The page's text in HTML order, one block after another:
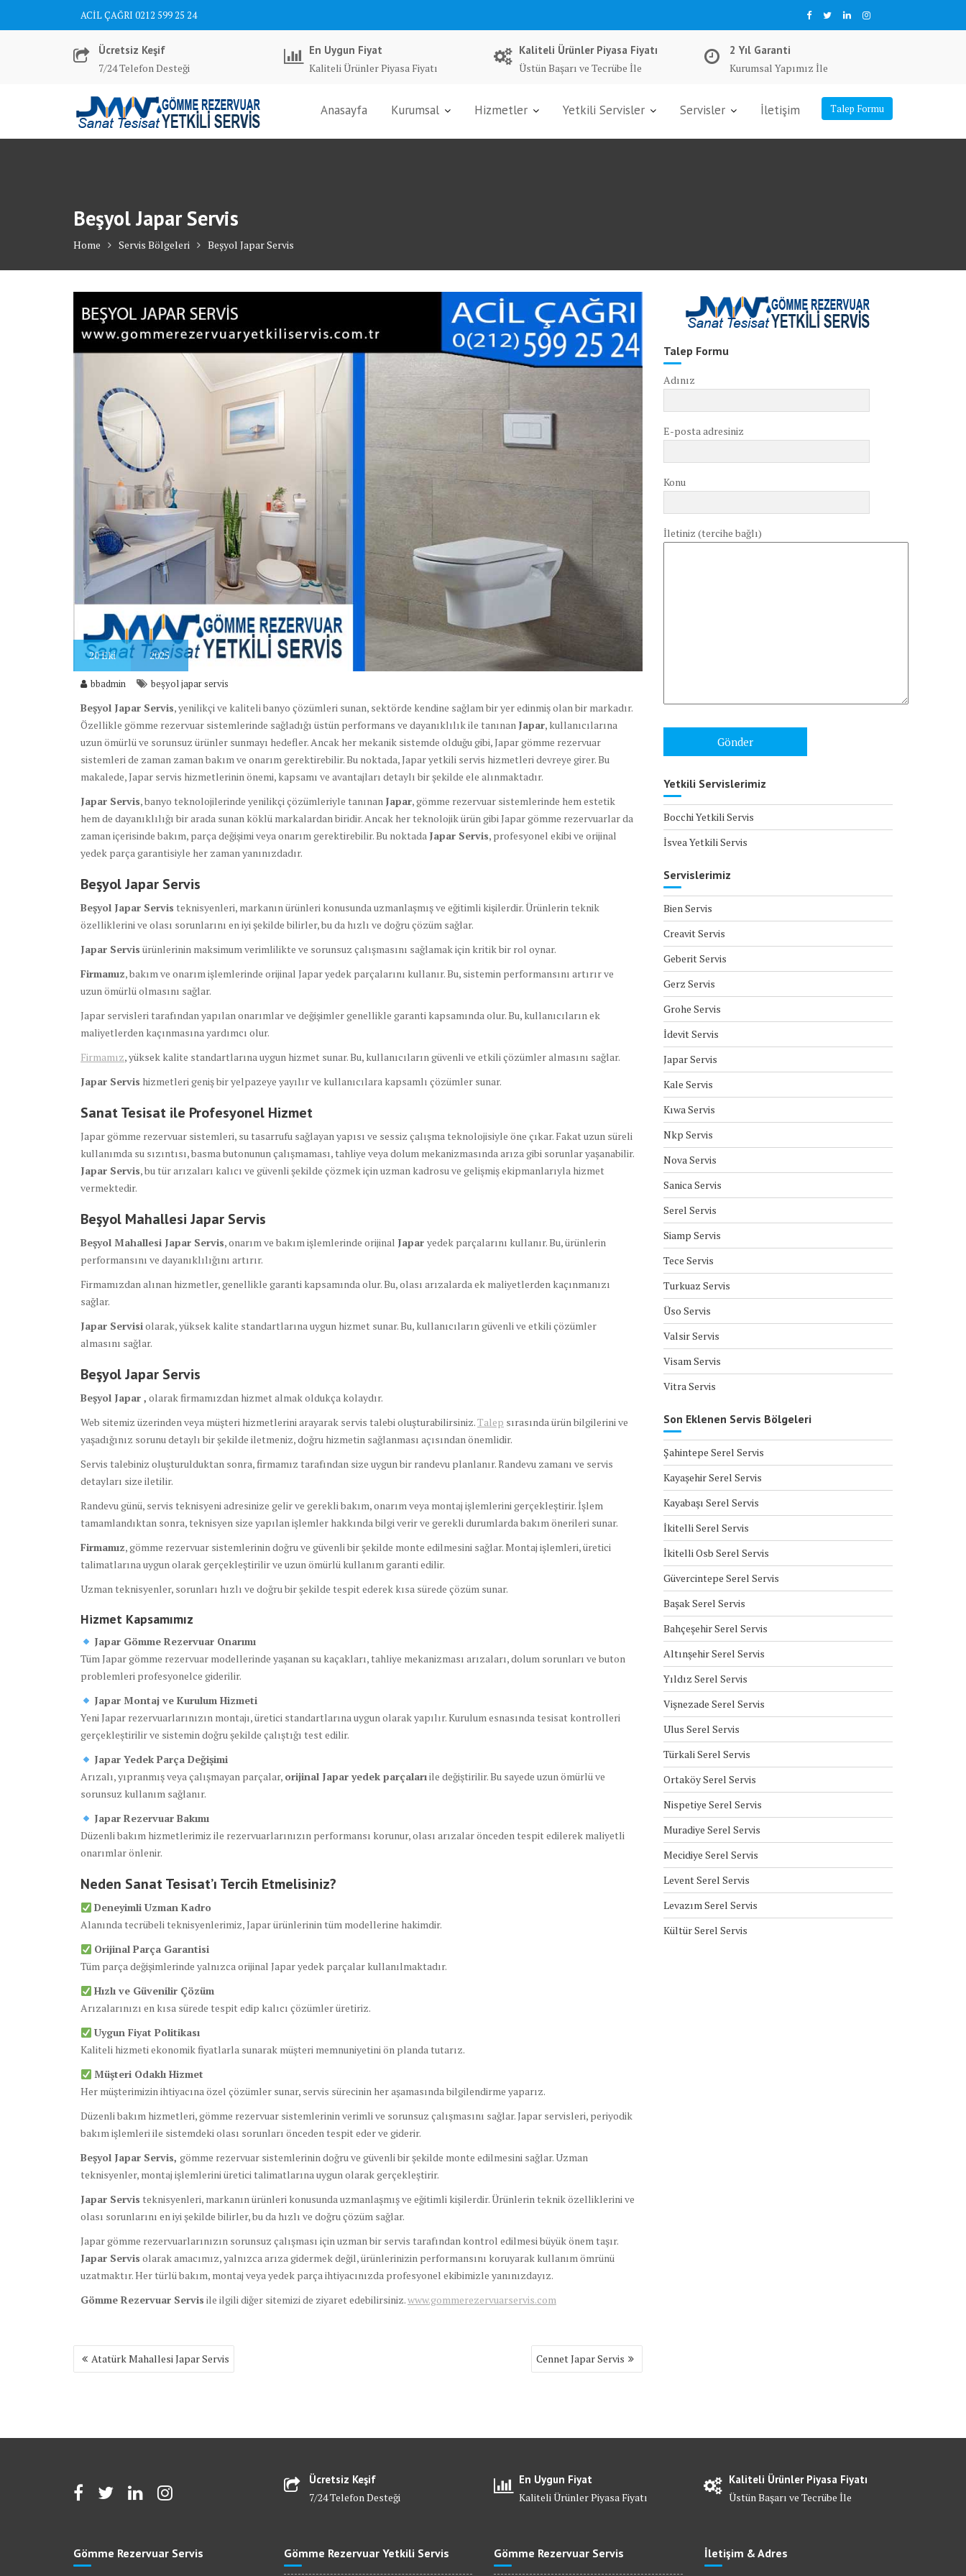
ACİL ÇAĞRI 0212 599 25 24
Ücretsiz Keşif
7/24 Telefon Desteği
En Uygun Fiyat
Kaliteli Ürünler Piyasa Fiyatı
Kaliteli Ürünler Piyasa Fiyatı
Üstün Başarı ve Tecrübe İle
2 Yıl Garanti
Kurumsal Yapımız İle
Talep Formu
Anasayfa Kurumsal Hizmetler Yetkili Servisler Servisler İletişim
Beşyol Japar Servis
Home Servis Bölgeleri Beşyol Japar Servis
20Eki 2025
bbadmin beşyol japar servis
Beşyol Japar Servis, yenilikçi ve kaliteli banyo çözümleri sunan, sektörde kendine sağlam bir yer edinmiş olan bir markadır.
Özellikle gömme rezervuar sistemlerinde sağladığı üstün performans ve dayanıklılık ile tanınan Japar, kullanıcılarına
uzun ömürlü ve sorunsuz ürünler sunmayı hedefler. Ancak her mekanik sistemde olduğu gibi, Japar gömme rezervuar
sistemleri de zaman zaman bakım ve onarım gerektirebilir. Bu noktada, Japar yetkili servis hizmetleri devreye girer. Bu
makalede, Japar servis hizmetlerinin önemi, kapsamı ve avantajları detaylı bir şekilde ele alınmaktadır.
Japar Servis, banyo teknolojilerinde yenilikçi çözümleriyle tanınan Japar, gömme rezervuar sistemlerinde hem estetik
hem de dayanıklılığı bir arada sunan köklü markalardan biridir. Ancak her teknolojik ürün gibi Japar gömme rezervuarlar da
zaman içerisinde bakım, parça değişimi veya onarım gerektirebilir. Bu noktada Japar Servis, profesyonel ekibi ve orijinal
yedek parça garantisiyle her zaman yanınızdadır.
Beşyol Japar Servis
Beşyol Japar Servis teknisyenleri, markanın ürünleri konusunda uzmanlaşmış ve eğitimli kişilerdir. Ürünlerin teknik
özelliklerini ve olası sorunlarını en iyi şekilde bilirler, bu da hızlı ve doğru çözüm sağlar.
Japar Servis ürünlerinin maksimum verimlilikte ve sorunsuz çalışmasını sağlamak için kritik bir rol oynar.
Firmamız, bakım ve onarım işlemlerinde orijinal Japar yedek parçalarını kullanır. Bu, sistemin performansını artırır ve
uzun ömürlü olmasını sağlar.
Japar servisleri tarafından yapılan onarımlar ve değişimler genellikle garanti kapsamında olur. Bu, kullanıcıların ek
maliyetlerden kaçınmasına yardımcı olur.
Firmamız, yüksek kalite standartlarına uygun hizmet sunar. Bu, kullanıcıların güvenli ve etkili çözümler almasını sağlar.
Japar Servis hizmetleri geniş bir yelpazeye yayılır ve kullanıcılara kapsamlı çözümler sunar.
Sanat Tesisat ile Profesyonel Hizmet
Japar gömme rezervuar sistemleri, su tasarrufu sağlayan yapısı ve sessiz çalışma teknolojisiyle öne çıkar. Fakat uzun süreli
kullanımda su sızıntısı, basma butonunun çalışmaması, tahliye veya dolum mekanizmasında arıza gibi sorunlar yaşanabilir.
Japar Servis, bu tür arızaları kalıcı ve güvenli şekilde çözmek için uzman kadrosu ve gelişmiş ekipmanlarıyla hizmet
vermektedir.
Beşyol Mahallesi Japar Servis
Beşyol Mahallesi Japar Servis, onarım ve bakım işlemlerinde orijinal Japar yedek parçalarını kullanır. Bu, ürünlerin
performansını ve dayanıklılığını artırır.
Firmamızdan alınan hizmetler, genellikle garanti kapsamında olur. Bu, olası arızalarda ek maliyetlerden kaçınmanızı
sağlar.
Japar Servisiolarak, yüksek kalite standartlarına uygun hizmet sunar. Bu, kullanıcıların güvenli ve etkili çözümler
almasını sağlar.
Beşyol Japar Servis
Beşyol Japar , olarak firmamızdan hizmet almak oldukça kolaydır.
Web sitemiz üzerinden veya müşteri hizmetlerini arayarak servis talebi oluşturabilirsiniz.Talep sırasında ürün bilgilerini ve
yaşadığınız sorunu detaylı bir şekilde iletmeniz, doğru hizmetin sağlanması açısından önemlidir.
Servis talebiniz oluşturulduktan sonra, firmamız tarafından size uygun bir randevu planlanır. Randevu zamanı ve servis
detayları size iletilir.
Randevu günü, servis teknisyeni adresinize gelir ve gerekli bakım, onarım veya montaj işlemlerini gerçekleştirir. İşlem
tamamlandıktan sonra, teknisyen size yapılan işlemler hakkında bilgi verir ve gerekli durumlarda bakım önerileri sunar.
Firmamız, gömme rezervuar sistemlerinin doğru ve güvenli bir şekilde monte edilmesini sağlar. Montaj işlemleri, üretici
talimatlarına uygun olarak gerçekleştirilir ve uzun ömürlü kullanım garanti edilir.
Uzman teknisyenler, sorunları hızlı ve doğru bir şekilde tespit ederek kısa sürede çözüm sunar.
Hizmet Kapsamımız
Japar Gömme Rezervuar Onarımı
Tüm Japar gömme rezervuar modellerinde yaşanan su kaçakları, tahliye mekanizması arızaları, dolum sorunları ve buton
problemleri profesyonelce giderilir.
Japar Montaj ve Kurulum Hizmeti
Yeni Japar rezervuarlarınızın montajı, üretici standartlarına uygun olarak yapılır. Kurulum esnasında tesisat kontrolleri
gerçekleştirilir ve sistemin doğru şekilde çalıştığı test edilir.
Japar Yedek Parça Değişimi
Arızalı, yıpranmış veya çalışmayan parçalar, orijinal Japar yedek parçalarıile değiştirilir. Bu sayede uzun ömürlü ve
sorunsuz kullanım sağlanır.
Japar Rezervuar Bakımı
Düzenli bakım hizmetlerimiz ile rezervuarlarınızın performansı korunur, olası arızalar önceden tespit edilerek maliyetli
onarımlar önlenir.
Neden Sanat Tesisat’ı Tercih Etmelisiniz?
Deneyimli Uzman Kadro
Alanında tecrübeli teknisyenlerimiz, Japar ürünlerinin tüm modellerine hakimdir.
Orijinal Parça Garantisi
Tüm parça değişimlerinde yalnızca orijinal Japar yedek parçalar kullanılmaktadır.
Hızlı ve Güvenilir Çözüm
Arızalarınızı en kısa sürede tespit edip kalıcı çözümler üretiriz.
Uygun Fiyat Politikası
Kaliteli hizmeti ekonomik fiyatlarla sunarak müşteri memnuniyetini ön planda tutarız.
Müşteri Odaklı Hizmet
Her müşterimizin ihtiyacına özel çözümler sunar, servis sürecinin her aşamasında bilgilendirme yaparız.
Düzenli bakım hizmetleri, gömme rezervuar sistemlerinin verimli ve sorunsuz çalışmasını sağlar. Japar servisleri, periyodik
bakım işlemleri ile sistemdeki olası sorunları önceden tespit eder ve giderir.
Beşyol Japar Servis, gömme rezervuar sistemlerinin doğru ve güvenli bir şekilde monte edilmesini sağlar. Uzman
teknisyenler, montaj işlemlerini üretici talimatlarına uygun olarak gerçekleştirir.
Japar Servis teknisyenleri, markanın ürünleri konusunda uzmanlaşmış ve eğitimli kişilerdir. Ürünlerin teknik özelliklerini ve
olası sorunlarını en iyi şekilde bilirler, bu da hızlı ve doğru çözüm sağlar.
Japar gömme rezervuarlarınızın sorunsuz çalışması için uzman bir servis tarafından kontrol edilmesi büyük önem taşır.
Japar Servis olarak amacımız, yalnızca arıza gidermek değil, ürünlerinizin performansını koruyarak kullanım ömrünü
uzatmaktır. Her türlü bakım, montaj veya yedek parça ihtiyacınızda profesyonel ekibimizle yanınızdayız.
Gömme Rezervuar Servis ile ilgili diğer sitemizi de ziyaret edebilirsiniz.www.gommerezervuarservis.com
Yazı
gezinmesi
Atatürk Mahallesi Japar Servis Cennet Japar Servis
Talep Formu
Adınız
E-posta adresiniz
Konu
İletiniz (tercihe bağlı)
Yetkili Servislerimiz
Bocchi Yetkili Servis
İsvea Yetkili Servis
Servislerimiz
Bien Servis
Creavit Servis
Geberit Servis
Gerz Servis
Grohe Servis
İdevit Servis
Japar Servis
Kale Servis
Kıwa Servis
Nkp Servis
Nova Servis
Sanica Servis
Serel Servis
Siamp Servis
Tece Servis
Turkuaz Servis
Üso Servis
Valsir Servis
Visam Servis
Vitra Servis
Son Eklenen Servis Bölgeleri
Şahintepe Serel Servis
Kayaşehir Serel Servis
Kayabaşı Serel Servis
İkitelli Serel Servis
İkitelli Osb Serel Servis
Güvercintepe Serel Servis
Başak Serel Servis
Bahçeşehir Serel Servis
Altınşehir Serel Servis
Yıldız Serel Servis
Vişnezade Serel Servis
Ulus Serel Servis
Türkali Serel Servis
Ortaköy Serel Servis
Nispetiye Serel Servis
Muradiye Serel Servis
Mecidiye Serel Servis
Levent Serel Servis
Levazım Serel Servis
Kültür Serel Servis
Ücretsiz Keşif
7/24 Telefon Desteği
En Uygun Fiyat
Kaliteli Ürünler Piyasa Fiyatı
Kaliteli Ürünler Piyasa Fiyatı
Üstün Başarı ve Tecrübe İle
Gömme Rezervuar Servis Gömme Rezervuar Yetkili Servis Gömme Rezervuar Servis İletişim & Adres